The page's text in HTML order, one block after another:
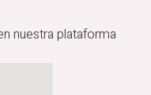
nuestra plataforma